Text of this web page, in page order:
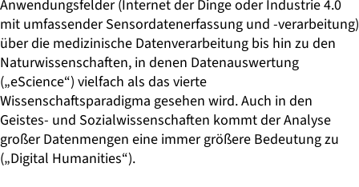
Anwendungsfelder (Internet der Dinge oder Industrie 4.0
mit umfassender Sensordatenerfassung und -verarbeitung)
über die medizinische Datenverarbeitung bis hin zu den
Naturwissenschaften, in denen Datenauswertung
(„eScience“) vielfach als das vierte
Wissenschaftsparadigma gesehen wird. Auch in den
Geistes- und Sozialwissenschaften kommt der Analyse
großer Datenmengen eine immer größere Bedeutung zu
(„Digital Humanities“).